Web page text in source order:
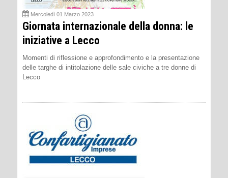
Mercoledì 01 Marzo 2023
Giornata internazionale della donna: le
iniziative a Lecco
Momenti di riflessione e approfondimento e la presentazione
delle targhe di intitolazione delle sale civiche a tre donne di
Lecco